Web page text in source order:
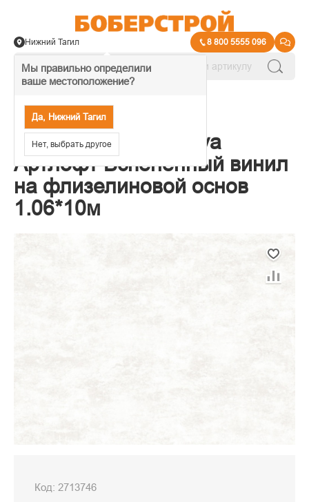
Мы правильно определили
ваше местоположение?
Да, Нижний Тагил
Нет, выбрать другое
Нижний Тагил 8 800 5555 096
Обои Victoria Stenova
Артлофт Вспененный винил
на флизелиновой основ
1.06*10м
Код: 2713746